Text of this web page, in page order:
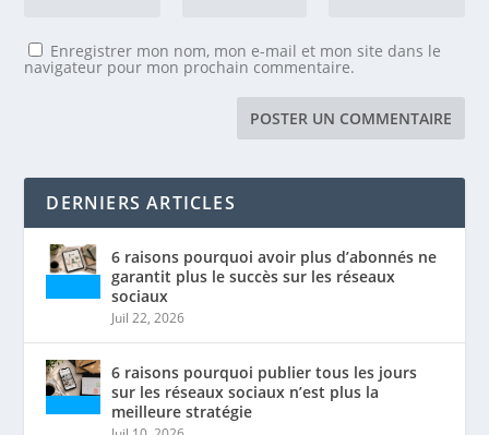
Enregistrer mon nom, mon e-mail et mon site dans le
navigateur pour mon prochain commentaire.
DERNIERS ARTICLES
6 raisons pourquoi avoir plus d’abonnés ne
garantit plus le succès sur les réseaux
sociaux
Juil 22, 2026
6 raisons pourquoi publier tous les jours
sur les réseaux sociaux n’est plus la
meilleure stratégie